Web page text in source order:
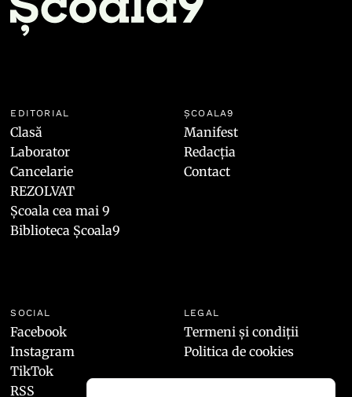
EDITORIAL
Clasă
Laborator
Cancelarie
REZOLVAT
Școala cea mai 9
Biblioteca Școala9
ȘCOALA9
Manifest
Redacția
Contact
SOCIAL
Facebook
Instagram
TikTok
RSS
LEGAL
Termeni și condiții
Politica de cookies